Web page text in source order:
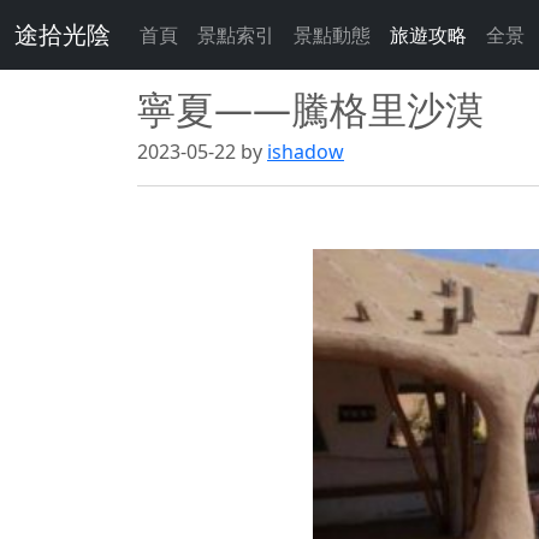
途拾光陰 首頁 景點索引 景點動態 旅遊攻略 全景
寧夏——騰格里沙漠
2023-05-22 by ishadow